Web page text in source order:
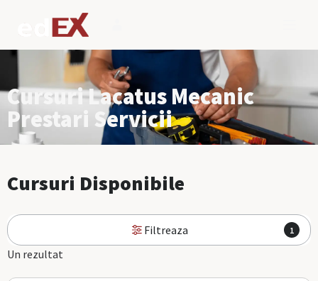
Cursuri Lacatus Mecanic
Prestari Servicii
Cursuri Disponibile
Filtreaza 1
Un rezultat